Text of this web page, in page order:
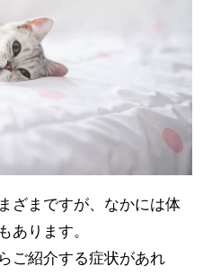
ざまですが、なかには体
あります。
ご紹介する症状があれ